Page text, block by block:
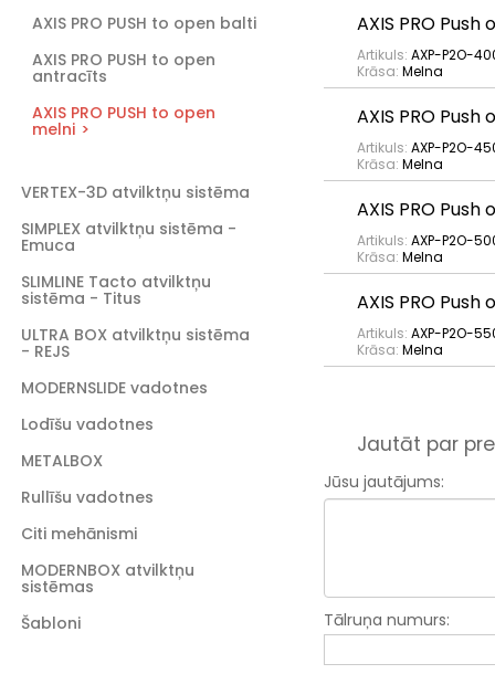
AXIS PRO PUSH to open balti
AXIS PRO PUSH to open
antracīts
AXIS PRO PUSH to open
melni
VERTEX-3D atvilktņu sistēma
SIMPLEX atvilktņu sistēma -
Emuca
SLIMLINE Tacto atvilktņu
sistēma - Titus
ULTRA BOX atvilktņu sistēma
- REJS
MODERNSLIDE vadotnes
Lodīšu vadotnes
METALBOX
Rullīšu vadotnes
Citi mehānismi
MODERNBOX atvilktņu
sistēmas
Šabloni
AXIS PRO
Artikuls: AXP-P2O-
Krāsa: Melna
AXIS PRO
Artikuls: AXP-P2O-
Krāsa: Melna
AXIS PRO
Artikuls: AXP-P2O-
Krāsa: Melna
AXIS PRO
Artikuls: AXP-P2O-
Krāsa: Melna
Jautāt par
Jūsu jautājums:
Tālruņa numurs: